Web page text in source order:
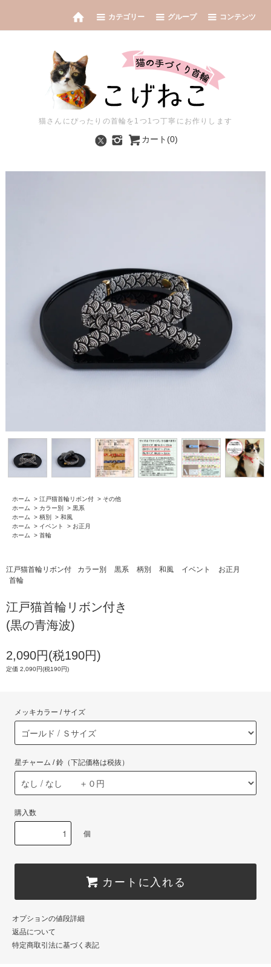
カテゴリー グループ コンテンツ
猫さんにぴったりの首輪を1つ1つ丁寧にお作りします
カート(0)
ホーム > 江戸猫首輪リボン付 > その他
ホーム
> カラー別 > 黒系
ホーム
> 柄別 > 和風
ホーム
> イベント > お正月
ホーム
> 首輪
江戸猫首輪リボン付 カラー別 黒系 柄別 和風 イベント
お正月
首輪
江戸猫首輪リボン付き
(黒の青海波)
2,090円(税190円)
定価 2,090円(税190円)
メッキカラー / サイズ
星チャーム / 鈴（下記価格は税抜）
購入数
個
カートに入れる
オプションの値段詳細
返品について
特定商取引法に基づく表記